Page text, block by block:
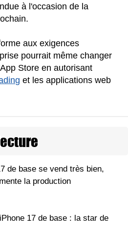
à l'occasion de la
aux exigences
pourrait même changer
Store en autorisant
et les applications web
de base se vend très bien,
la production
17 de base : la star de